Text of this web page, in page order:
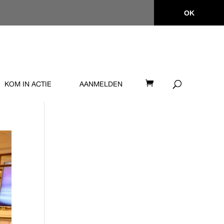
OK
KOM IN ACTIE AANMELDEN